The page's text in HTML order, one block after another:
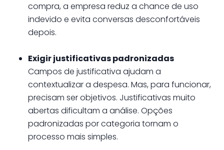
compra, a empresa reduz a chance de uso
indevido e evita conversas desconfortáveis
depois.
Exigir justificativas padronizadas
Campos de justificativa ajudam a
contextualizar a despesa. Mas, para funcionar,
precisam ser objetivos. Justificativas muito
abertas dificultam a análise. Opções
padronizadas por categoria tornam o
processo mais simples.